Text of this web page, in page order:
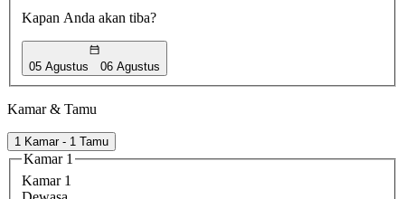
Kapan Anda akan tiba?
05 Agustus 06 Agustus
Kamar & Tamu
1 Kamar - 1 Tamu
Kamar 1
Kamar 1